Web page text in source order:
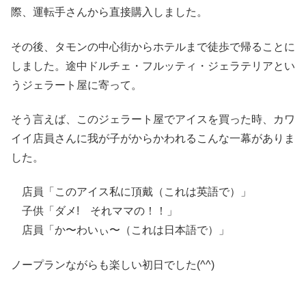
際、運転手さんから直接購入しました。
その後、タモンの中心街からホテルまで徒歩で帰ることに
しました。途中ドルチェ・フルッティ・ジェラテリアとい
うジェラート屋に寄って。
そう言えば、このジェラート屋でアイスを買った時、カワ
イイ店員さんに我が子がからかわれるこんな一幕がありま
した。
店員「このアイス私に頂戴（これは英語で）」
子供「ダメ! それママの！！」
店員「か〜わいぃ〜（これは日本語で）」
ノープランながらも楽しい初日でした(^^)